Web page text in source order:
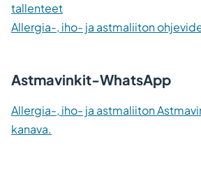
tallenteet
Allergia-, iho- ja astmaliiton
Astmavinkit-WhatsApp
Allergia-, iho- ja astmaliiton
kanava.